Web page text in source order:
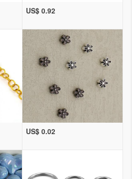
US$ 0.92
US$ 0.02